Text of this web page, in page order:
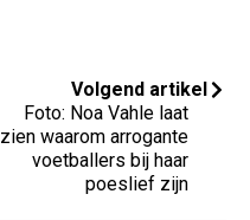
Volgend artikel
Foto: Noa Vahle laat
zien waarom arrogante
voetballers bij haar
poeslief zijn